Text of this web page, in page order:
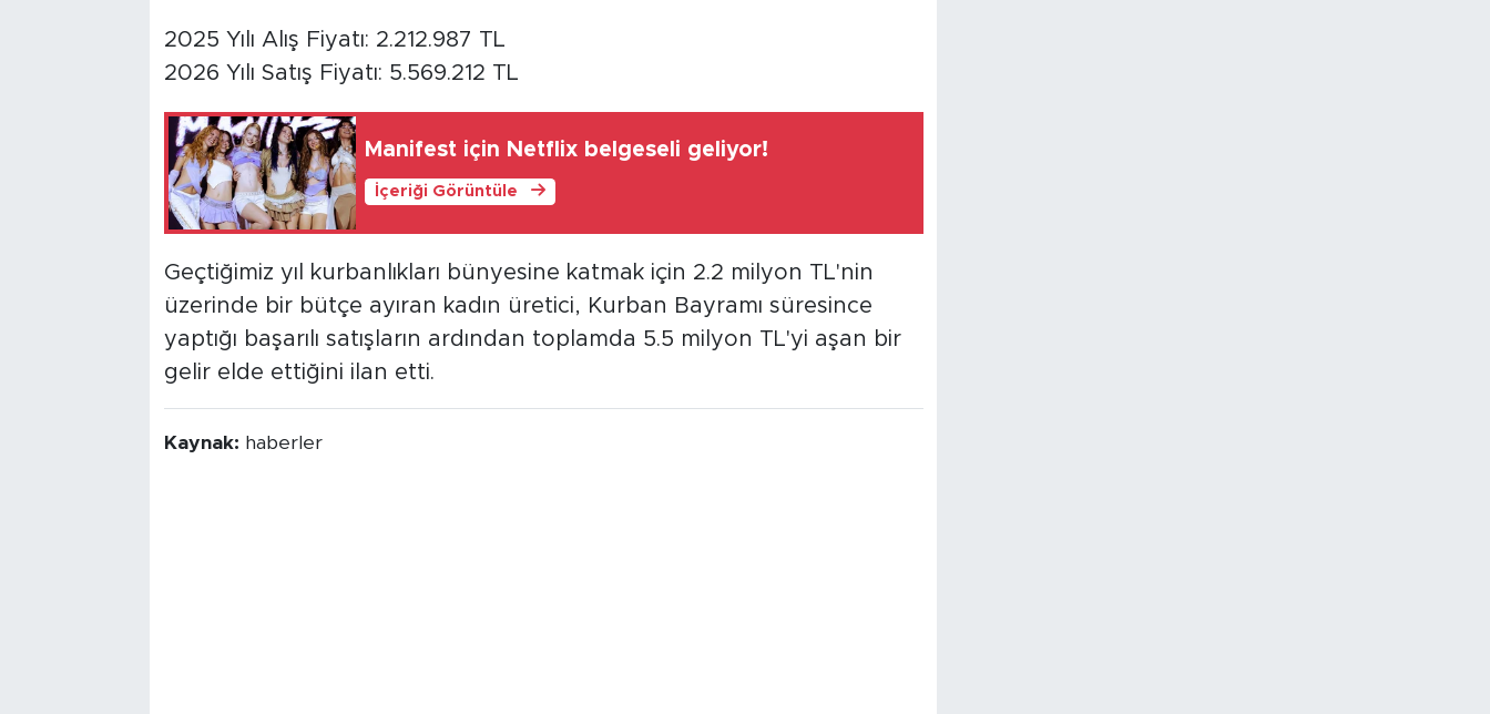
2025 Yılı Alış Fiyatı: 2.212.987 TL
2026 Yılı Satış Fiyatı: 5.569.212 TL
Manifest için Netflix belgeseli geliyor!
İçeriği Görüntüle
Geçtiğimiz yıl kurbanlıkları bünyesine katmak için 2.2 milyon TL'nin
üzerinde bir bütçe ayıran kadın üretici, Kurban Bayramı süresince
yaptığı başarılı satışların ardından toplamda 5.5 milyon TL'yi aşan bir
gelir elde ettiğini ilan etti.
Kaynak: haberler